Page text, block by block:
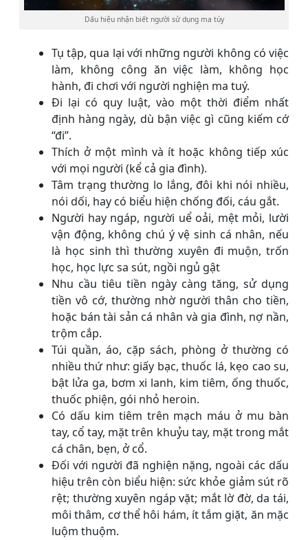
Dấu hiệu nhận biết người sử dụng ma túy
Tụ tập, qua lại với những người không có việc
làm, không công ăn việc làm, không học
hành, đi chơi với người nghiện ma tuý.
Đi lại có quy luật, vào một thời điểm nhất
định hàng ngày, dù bận việc gì cũng kiếm cớ
“đi”.
Thích ở một mình và ít hoặc không tiếp xúc
với mọi người (kể cả gia đình).
Tâm trạng thường lo lắng, đôi khi nói nhiều,
nói dối, hay có biểu hiện chống đối, cáu gắt.
Người hay ngáp, người uể oải, mệt mỏi, lười
vận động, không chú ý vệ sinh cá nhân, nếu
là học sinh thì thường xuyên đi muộn, trốn
học, học lực sa sút, ngồi ngủ gật
Nhu cầu tiêu tiền ngày càng tăng, sử dụng
tiền vô cớ, thường nhờ người thân cho tiền,
hoặc bán tài sản cá nhân và gia đình, nợ nần,
trộm cắp.
Túi quần, áo, cặp sách, phòng ở thường có
nhiều thứ như: giấy bạc, thuốc lá, kẹo cao su,
bật lửa ga, bơm xi lanh, kim tiêm, ống thuốc,
thuốc phiện, gói nhỏ heroin.
Có dấu kim tiêm trên mạch máu ở mu bàn
tay, cổ tay, mặt trên khuỷu tay, mặt trong mắt
cá chân, bẹn, ở cổ.
Đối với người đã nghiện nặng, ngoài các dấu
hiệu trên còn biểu hiện: sức khỏe giảm sút rõ
rệt; thường xuyên ngáp vặt; mắt lờ đờ, da tái,
môi thâm, cơ thể hôi hám, ít tắm giặt, ăn mặc
luộm thuộm.